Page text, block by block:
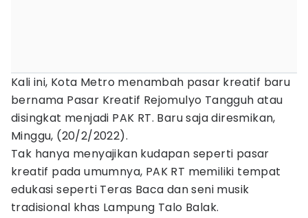
Kali ini, Kota Metro menambah pasar kreatif baru
bernama Pasar Kreatif Rejomulyo Tangguh atau
disingkat menjadi PAK RT. Baru saja diresmikan,
Minggu, (20/2/2022).
Tak hanya menyajikan kudapan seperti pasar
kreatif pada umumnya, PAK RT memiliki tempat
edukasi seperti Teras Baca dan seni musik
tradisional khas Lampung Talo Balak.